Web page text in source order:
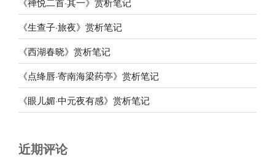
《生查子·旅夜》赏析笔记
《西湖春晓》赏析笔记
《点绛唇·寄南海梁药亭》赏析笔记
《眼儿媚·中元夜有感》赏析笔记
近期评论